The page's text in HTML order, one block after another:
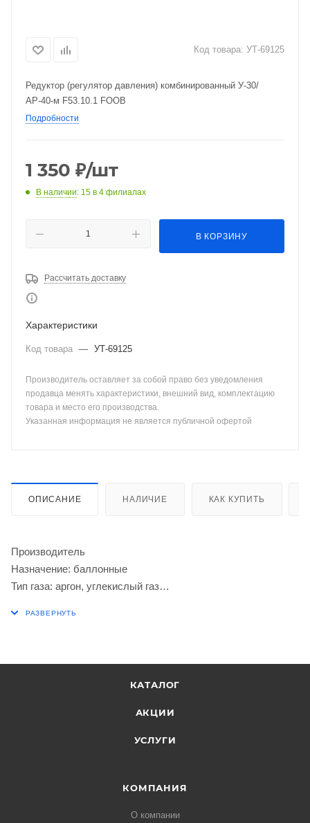
Код товара: УТ-69125
Редуктор (регулятор давления) комбинированный У-30/
АР-40-м F53.10.1 FOOB
Подробности
1 350 ₽/шт
В наличии: 15 в 4 филиалах
В КОРЗИНУ
Рассчитать доставку
Характеристики
Код товара — УТ-69125
Производитель оставляет за собой право без уведомления
продавца менять характеристики, внешний вид, комплектацию
товара и место его производства.
Указанная информация не является публичной офертой
ОПИСАНИЕ НАЛИЧИЕ КАК КУПИТЬ
Производитель
Назначение: баллонные
Тип газа: аргон, углекислый газ
Входное давление, бар: 200
КАТАЛОГ
АКЦИИ
УСЛУГИ
КОМПАНИЯ
О компании